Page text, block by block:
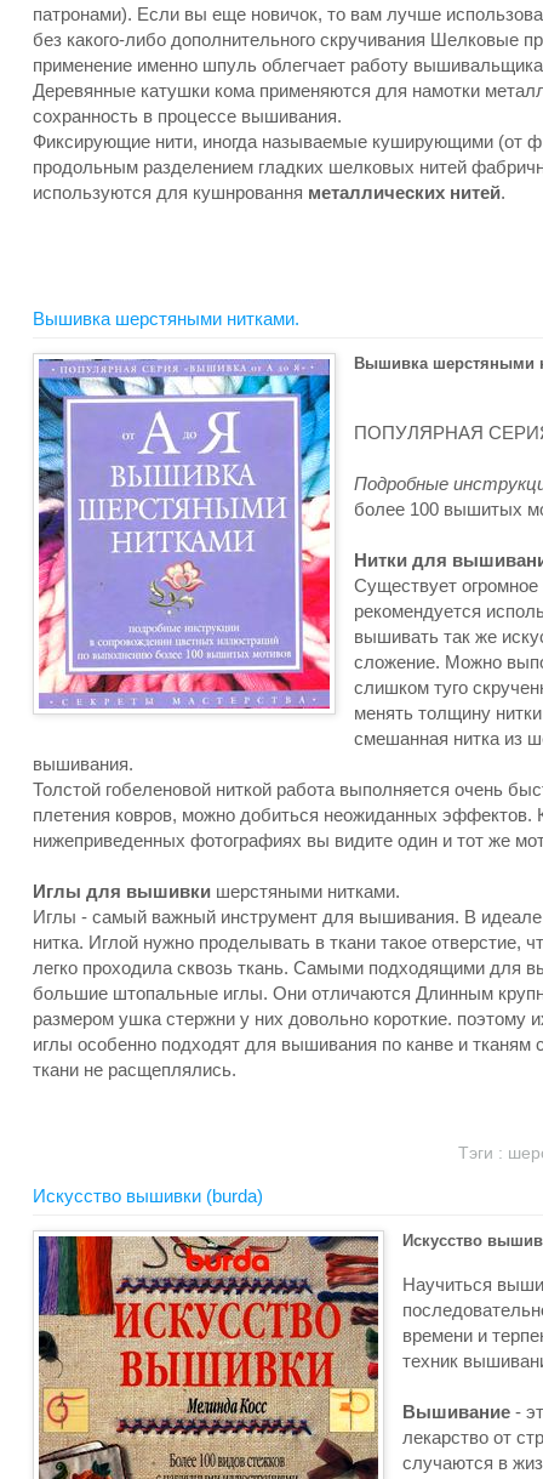
патронами). Если вы еще новичок, то вам лучше
без какого-либо дополнительного скручивания Шелковые
применение именно шпуль облегчает работу
Деревянные катушки кома применяются для намотки
сохранность в процессе вышивания.
Фиксирующие нити, иногда называемые куширующими (от
продольным разделением гладких шелковых нитей
используются для кушнровання металлических нитей.
Вышивка шерстяными нитками.
Вышивка шерстяными
ПОПУЛЯРНАЯ
Подробные
более 100 вышитых
Нитки для
Существует
рекомендуется
вышивать так же
сложение. Можно
слишком туго
менять толщину
смешанная нитка из
вышивания.
Толстой гобеленовой ниткой работа выполняется очень
плетения ковров, можно добиться неожиданных
нижеприведенных фотографиях вы видите один и тот же
Иглы для вышивки шерстяными нитками.
Иглы - самый важный инструмент для вышивания. В
нитка. Иглой нужно проделывать в ткани такое отверстие,
легко проходила сквозь ткань. Самыми подходящими для
большие штопальные иглы. Они отличаются Длинным
размером ушка стержни у них довольно короткие. поэтому
иглы особенно подходят для вышивания по канве и
ткани не расщеплялись.
Тэги :
Искусство вышивки (burda)
Искусство
Научиться
времени и
техник
Вышивание -
лекарство от
случаются в